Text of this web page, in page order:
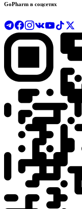
GoPharm в соцсетях